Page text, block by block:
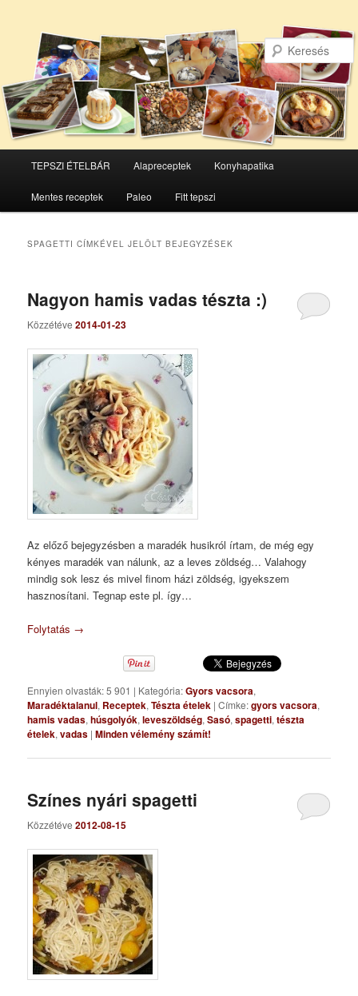
Tovább
az
elsődleges
Tovább
a
másodlagos
TEPSZI ÉTELBÁR Alapreceptek Konyhapatika
Mentes receptek Paleo Fitt tepszi
SPAGETTI CÍMKÉVEL JELÖLT BEJEGYZÉSEK
Nagyon hamis vadas tészta :)
Közzétéve2014-01-23
Az előző bejegyzésben a maradék husikról írtam, de még egy
kényes maradék van nálunk, az a leves zöldség… Valahogy
mindig sok lesz és mivel finom házi zöldség, igyekszem
hasznosítani. Tegnap este pl. így…
Folytatás →
Ennyien olvasták: 5 901 | Kategória:Gyors vacsora,
Maradéktalanul, Receptek,Tészta ételek |Címke:gyors vacsora,
hamis vadas,húsgolyók,leveszöldség,Sasó,spagetti,tészta
ételek,vadas |Minden vélemény számít!
Színes nyári spagetti
Közzétéve2012-08-15